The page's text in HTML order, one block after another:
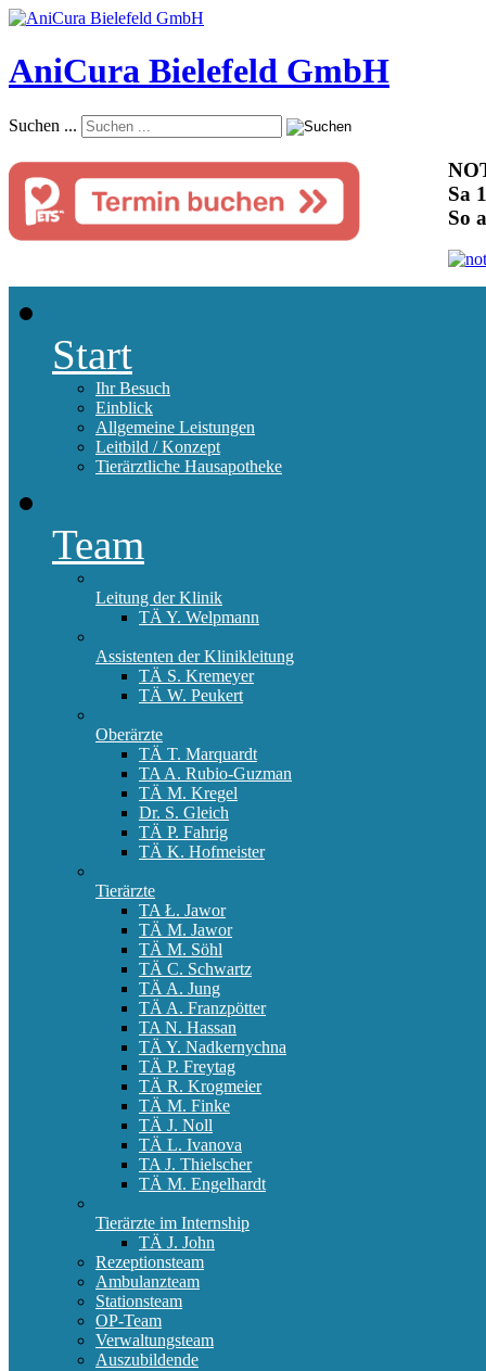
AniCura Bielefeld GmbH
Suchen ...
Sa
So
Start
Ihr Besuch
Einblick
Allgemeine Leistungen
Leitbild / Konzept
Tierärztliche Hausapotheke
Team
Leitung der Klinik
TÄ Y. Welpmann
Assistenten der Klinikleitung
TÄ S. Kremeyer
TÄ W. Peukert
Oberärzte
TÄ T. Marquardt
TA A. Rubio-Guzman
TÄ M. Kregel
Dr. S. Gleich
TÄ P. Fahrig
TÄ K. Hofmeister
Tierärzte
TA Ł. Jawor
TÄ M. Jawor
TÄ M. Söhl
TÄ C. Schwartz
TÄ A. Jung
TÄ A. Franzpötter
TA N. Hassan
TÄ Y. Nadkernychna
TÄ P. Freytag
TÄ R. Krogmeier
TÄ M. Finke
TÄ J. Noll
TÄ L. Ivanova
TA J. Thielscher
TÄ M. Engelhardt
Tierärzte im Internship
TÄ J. John
Rezeptionsteam
Ambulanzteam
Stationsteam
OP-Team
Verwaltungsteam
Auszubildende